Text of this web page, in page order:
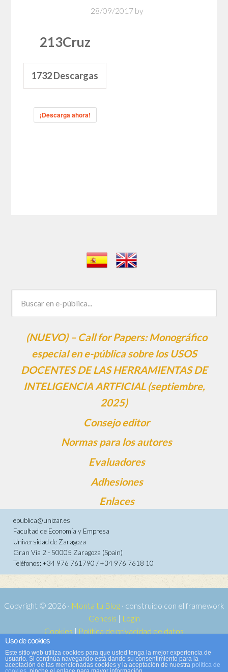
28/09/2017by
213Cruz
1732Descargas
¡Descarga ahora!
(NUEVO) – Call for Papers: Monográfico
especial en e-pública sobre los USOS
DOCENTES DE LAS HERRAMIENTAS DE
INTELIGENCIA ARTFICIAL (septiembre,
2025)
Consejo editor
Normas para los autores
Evaluadores
Adhesiones
Enlaces
epublica@unizar.es
Facultad de Economía y Empresa
Universidad de Zaragoza
Gran Vía 2 - 50005 Zaragoza (Spain)
Teléfonos: +34 976 761790 / +34 976 7618 10
Copyright © 2026 · Monta tu Blog· construido con el framework
Genesis | Login
Cookies | Política de privacidad de datos
Copyright © 2026 ·
WordPress·Acceder
Uso de cookies
Este sitio web utiliza cookies para que usted tenga la mejor experiencia de
usuario. Si continúa navegando está dando su consentimiento para la
aceptación de las mencionadas cookies y la aceptación de nuestra política de